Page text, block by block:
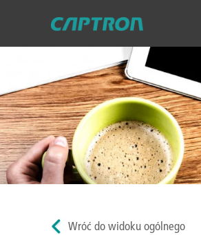
Wróć do widoku ogólnego